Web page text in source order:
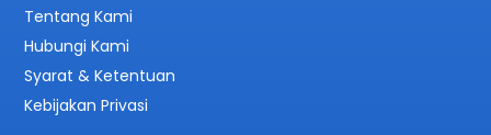
Tentang Kami
Hubungi Kami
Syarat & Ketentuan
Kebijakan Privasi